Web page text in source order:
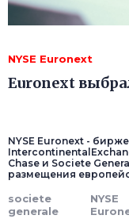
NYSE Euronext
Euronext
NYSE Euronext -
Chase и Societe
размещения
societe
generale
NYSE